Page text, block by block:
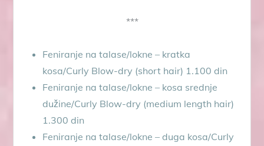
***
Feniranje na talase/lokne – kratka
kosa/Curly Blow-dry (short hair) 1.100 din
Feniranje na talase/lokne – kosa srednje
dužine/Curly Blow-dry (medium length hair)
1.300 din
Feniranje na talase/lokne – duga kosa/Curly